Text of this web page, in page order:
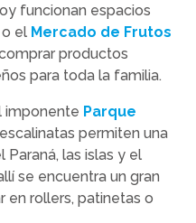
funcionan espacios
el Mercado de Frutos
productos
para toda la familia.
imponente Parque
permiten una
las islas y el
se encuentra un gran
en rollers, patinetas o